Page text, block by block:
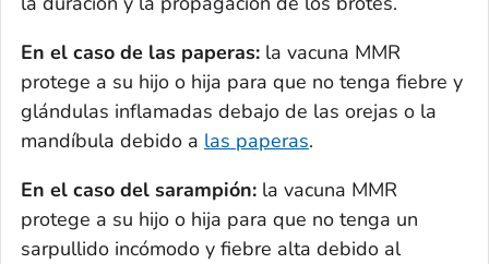
En el caso de las paperas: la vacuna MMR
protege a su hijo o hija para que no tenga fiebre y
glándulas inflamadas debajo de las orejas o la
mandíbula debido a las paperas.
En el caso del sarampión: la vacuna MMR
protege a su hijo o hija para que no tenga un
sarpullido incómodo y fiebre alta debido al